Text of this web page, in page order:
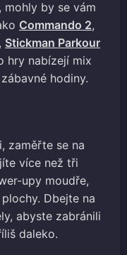
mohly by se vám
Commando 2,
, Stickman Parkour
hry nabízejí mix
hodiny.
zaměřte se na
více než tři
upy moudře,
Dbejte na
abyste zabránili
daleko.